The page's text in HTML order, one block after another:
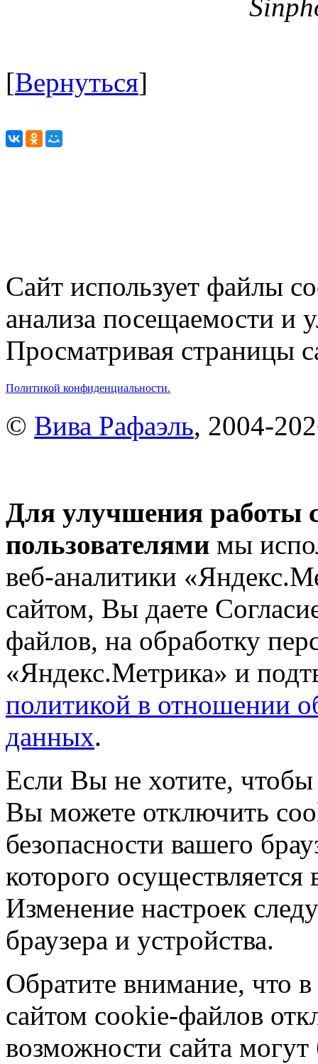
[Вернуться]
Сайт использует файлы
анализа посещаемости и
Просматривая страницы
Политикой конфиденциальности.
© Вива Рафаэль, 2004-
Для улучшения работы
пользователями мы
веб-аналитики
сайтом, Вы даете
файлов, на обработку
«Яндекс.Метрика» и
политикой в отношении
данных.
Если Вы не хотите,
Вы можете отключить
безопасности вашего
которого
Изменение настроек
браузера и устройства.
Обратите внимание, что в
сайтом cookie-файлов
возможности сайта